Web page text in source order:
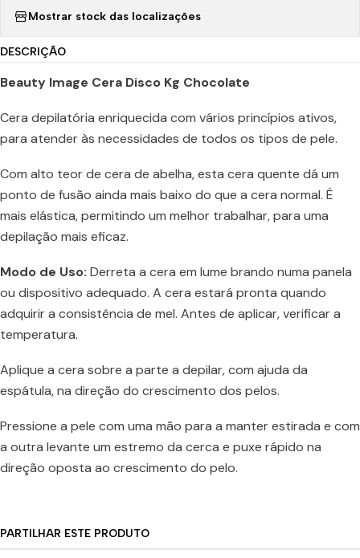
Mostrar stock das localizações
DESCRIÇÃO
Beauty Image Cera Disco Kg Chocolate
Cera depilatória enriquecida com vários princípios ativos,
para atender às necessidades de todos os tipos de pele.
Com alto teor de cera de abelha, esta cera quente dá um
ponto de fusão ainda mais baixo do que a cera normal. É
mais elástica, permitindo um melhor trabalhar, para uma
depilação mais eficaz.
Modo de Uso: Derreta a cera em lume brando numa panela
ou dispositivo adequado. A cera estará pronta quando
adquirir a consistência de mel. Antes de aplicar, verificar a
temperatura.
Aplique a cera sobre a parte a depilar, com ajuda da
espátula, na direção do crescimento dos pelos.
Pressione a pele com uma mão para a manter estirada e com
a outra levante um estremo da cerca e puxe rápido na
direção oposta ao crescimento do pelo.
PARTILHAR ESTE PRODUTO